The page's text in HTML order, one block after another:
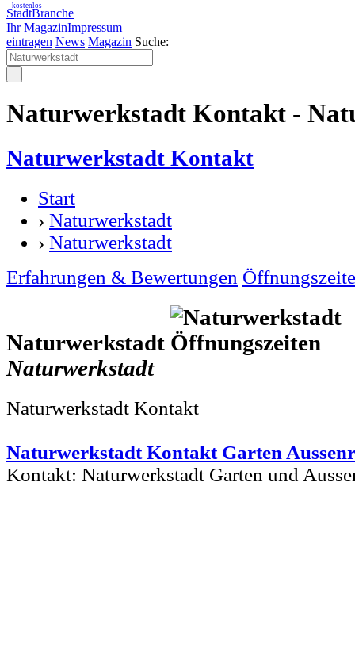
StadtBranche
Ihr MagazinImpressum
kostenlos
eintragen News Magazin Suche:
Naturwerkstadt Kontakt -
Naturwerkstadt Kontakt
Start
› Naturwerkstadt
› Naturwerkstadt
Erfahrungen & Bewertungen
Naturwerkstadt
Naturwerkstadt
Naturwerkstadt Kontakt
Naturwerkstadt Kontakt Garten
Kontakt: Naturwerkstadt Garten und